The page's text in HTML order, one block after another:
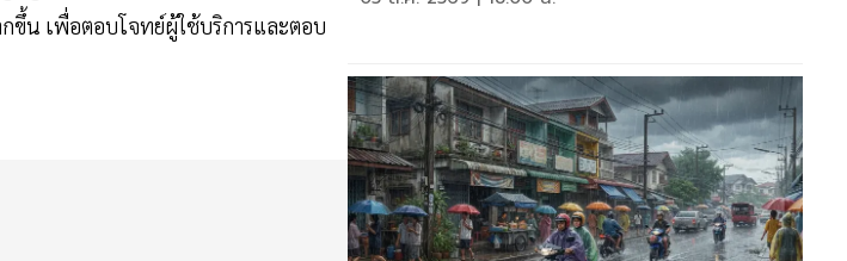
ขึ้น เพื่อตอบโจทย์ผู้ใช้บริการและตอบ